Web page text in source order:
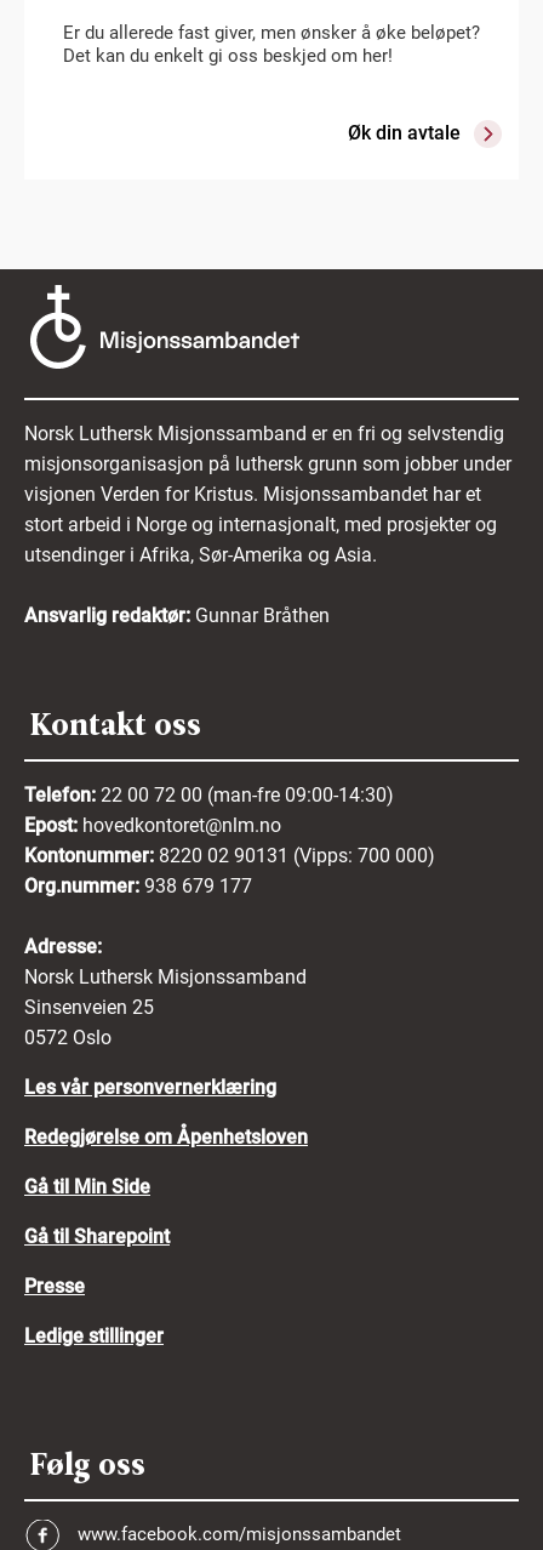
Er du allerede fast giver, men ønsker å øke beløpet?
Det kan du enkelt gi oss beskjed om her!
Øk din avtale
Norsk Luthersk Misjonssamband er en fri og selvstendig
misjonsorganisasjon på luthersk grunn som jobber under
visjonen Verden for Kristus. Misjonssambandet har et
stort arbeid i Norge og internasjonalt, med prosjekter og
utsendinger i Afrika, Sør-Amerika og Asia.
Ansvarlig redaktør: Gunnar Bråthen
Kontakt oss
Telefon: 22 00 72 00 (man-fre 09:00-14:30)
Epost: hovedkontoret@nlm.no
Kontonummer: 8220 02 90131 (Vipps: 700 000)
Org.nummer: 938 679 177
Adresse:
Norsk Luthersk Misjonssamband
Sinsenveien 25
0572 Oslo
Les vår personvernerklæring
Redegjørelse om Åpenhetsloven
Gå til Min Side
Gå til Sharepoint
Presse
Ledige stillinger
Følg oss
www.facebook.com/misjonssambandet